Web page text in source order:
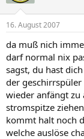
16. August 2007
da muß nich
darf normal nix
sagst, du hast
der
wieder anfängt zu
stromspitze
kommt halt noch
welche auslöse